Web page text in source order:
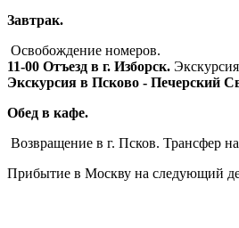
Завтрак.
Освобождение номеров.
11-00 Отъезд в г. Изборск.
Экскурсия в Псково - Печерский
Обед в кафе.
Возвращение в г. Псков. Трансфер
Прибытие в Москву на следующий